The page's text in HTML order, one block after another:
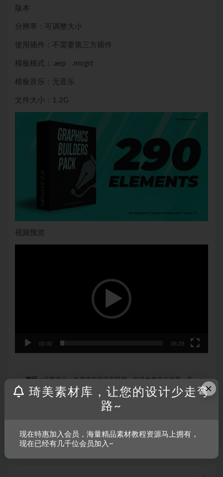
版本
分辨率：可调整大小
使用插件：不需要 第三方插件
模板格式：.aep .mogrt
模板音乐：无音乐
文件大小：1.2G
视频预览
00:00 06:29
声明：温馨提示：本资源来源于互联网，仅供参考学习使用，若
该资源侵犯了您的权益，请联系我们处理。
收藏 链接
×
琦美素材库，让您的设计少走弯
路~
现在特惠加入会员，海量精品素材教程资源马上拥有，
现在已经有几千位会员加入~